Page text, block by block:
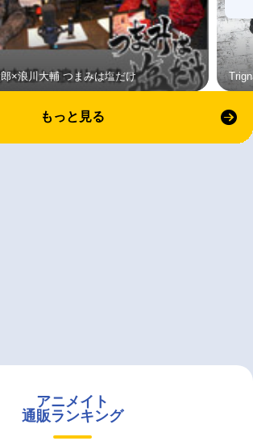
×浪川大輔 つまみは塩だけ
もっと見る
アニメイト
通販ランキング